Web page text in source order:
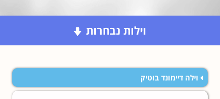
וילות נבחרות
וילה דיימונד בוטיק